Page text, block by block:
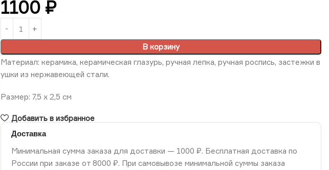
1100 ₽
В корзину
Материал: керамика, керамическая глазурь, ручная лепка, ручная роспись, застежки в
ушки из нержавеющей стали.
Размер: 7,5 х 2,5 см
Добавить в избранное
Доставка
Минимальная сумма заказа для доставки — 1000 ₽. Бесплатная доставка по
России при заказе от 8000 ₽. При самовывозе минимальной суммы заказа